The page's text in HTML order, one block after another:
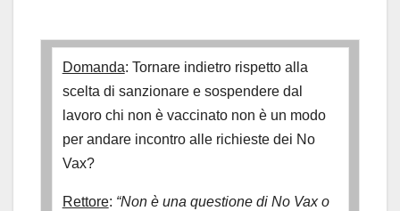
Domanda: Tornare indietro rispetto alla
scelta di sanzionare e sospendere dal
lavoro chi non è vaccinato non è un modo
per andare incontro alle richieste dei No
Vax?
Rettore: “Non è una questione di No Vax o